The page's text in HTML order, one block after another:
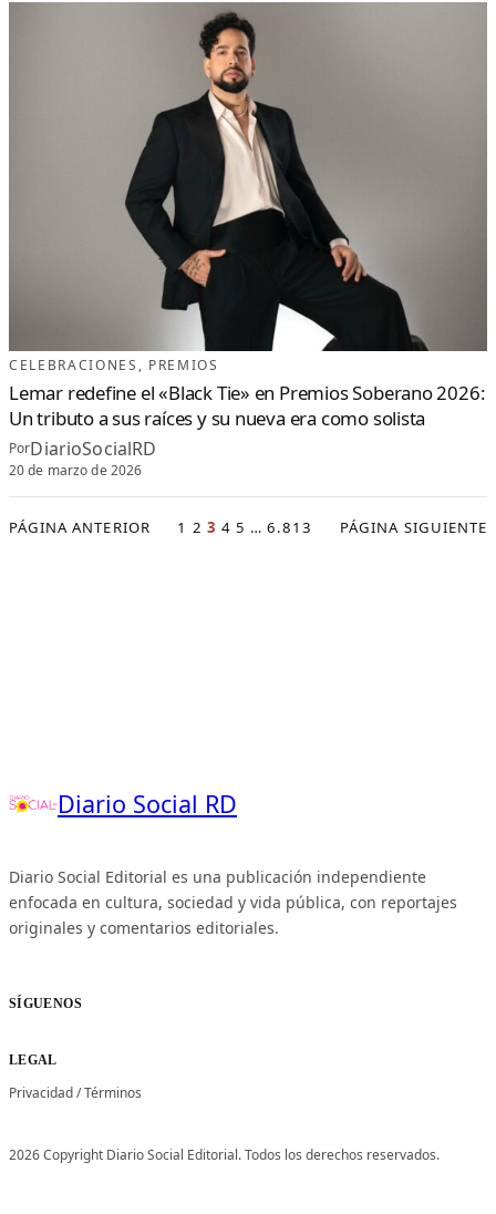
CELEBRACIONES , PREMIOS
Lemar redefine el «Black Tie» en Premios Soberano 2026:
Un tributo a sus raíces y su nueva era como solista
PorDiarioSocialRD
20 de marzo de 2026
PÁGINA ANTERIOR 1 2 3 4 5 … 6.813 PÁGINA SIGUIENTE
Diario Social RD
Diario Social Editorial es una publicación independiente
enfocada en cultura, sociedad y vida pública, con reportajes
originales y comentarios editoriales.
SÍGUENOS
LEGAL
Privacidad/Términos
2026 Copyright Diario Social Editorial. Todos los derechos reservados.